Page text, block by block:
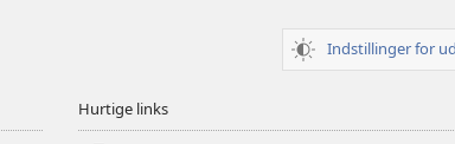
Indstillinger for
Hurtige links